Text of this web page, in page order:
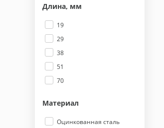
Длина, мм
19
29
38
51
70
Материал
Оцинкованная сталь